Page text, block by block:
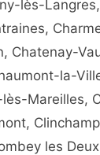
lès-
Chatenay-
la-
Mareilles,
les